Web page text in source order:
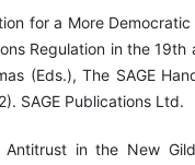
for a More
Regulation in the 19th
(Eds.), The SAGE
SAGE Publications Ltd.
in the New